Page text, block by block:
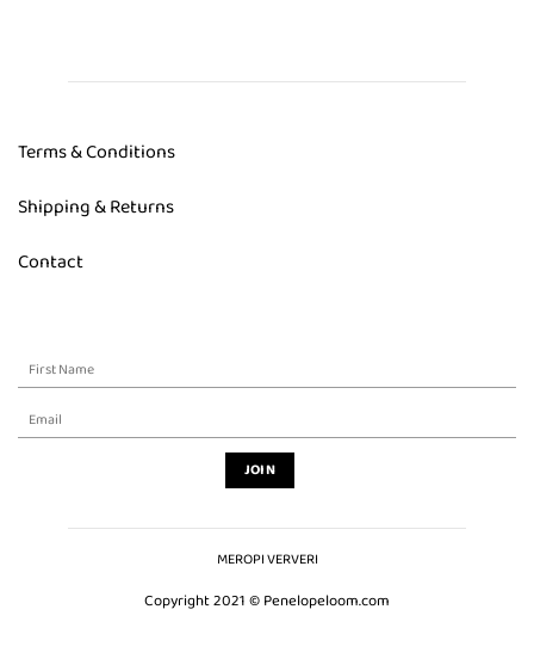
Terms & Conditions
Shipping & Returns
Contact
MEROPI VERVERI
Copyright 2021 © Penelopeloom.com